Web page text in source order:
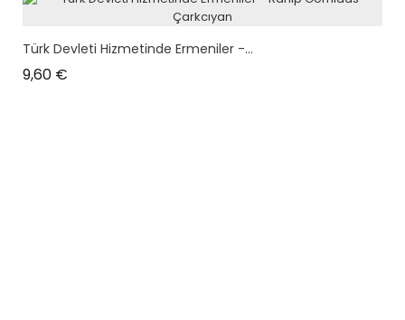
Türk Devleti Hizmetinde Ermeniler -...
9,60 €